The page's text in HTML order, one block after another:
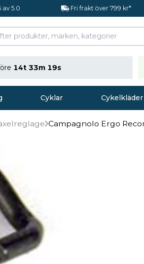
av 5.0 Fri frakt över 799 kr*
14t 33m 19s
Cyklar Cykelkläder
Campagnolo Ergo